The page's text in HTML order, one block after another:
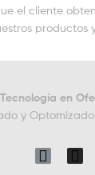
el cliente
productos
Tecnologia en
y